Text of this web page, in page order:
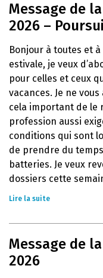
Message de
2026 –
Bonjour à toutes et à
estivale, je veux
pour celles et ceux
vacances. Je ne
cela important de le
profession aussi
conditions qui sont
de prendre du
batteries. Je veux
dossiers cette
Lire la suite
Message de
2026